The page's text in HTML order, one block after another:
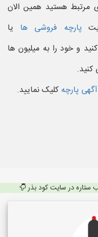
مرتبط هستید همین الان
پارچه فروشی ها یا
و خود را به میلیون ها
پارچه کلیک نمایید.
ستاره در سایت کود بذر